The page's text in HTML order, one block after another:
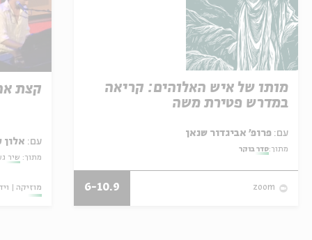
מותו של איש האלוהים: קריאה
במדרש פטירת משה
עם:
מתוך:סדר בוקר
zoom
6-10.9
קצת
עם: אלון
מתוך: שיר
מוזיקה